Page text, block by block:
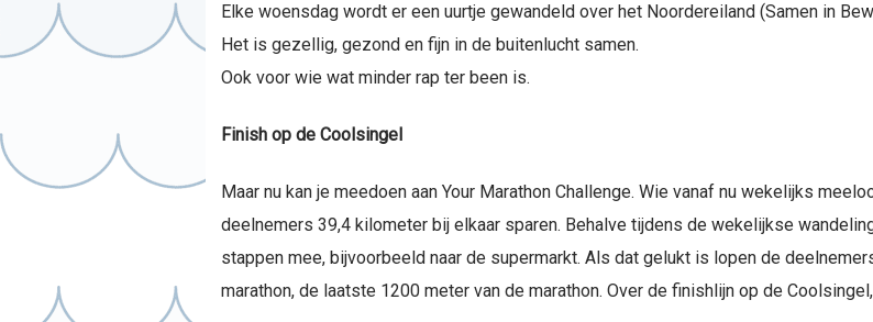
Elke woensdag wordt er een uurtje gewandeld over het Noordereiland (Samen in
Het is gezellig, gezond en fijn in de buitenlucht samen.
Ook voor wie wat minder rap ter been is.
Finish op de Coolsingel
Maar nu kan je meedoen aan Your Marathon Challenge. Wie vanaf nu wekelijks
deelnemers 39,4 kilometer bij elkaar sparen. Behalve tijdens de wekelijkse
stappen mee, bijvoorbeeld naar de supermarkt. Als dat gelukt is lopen de
marathon, de laatste 1200 meter van de marathon. Over de finishlijn op de